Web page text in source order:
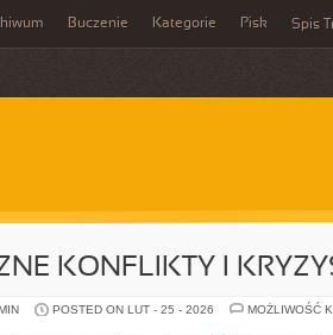
Buczenie Kategorie Pisk Spis
KONFLIKTY I
POSTED ON LUT - 25 - 2026
MOŻLIWOŚĆ